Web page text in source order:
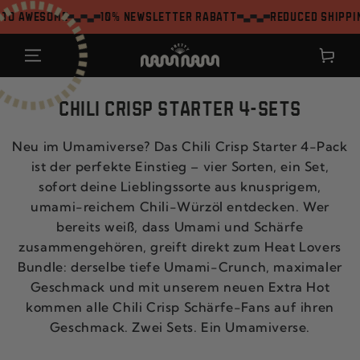
ZUM INHALT
SPRINGEN10% Newsletter Rabatt Reduced shipping
Warenkorb
CHILI CRISP STARTER 4-SETS
Neu im Umamiverse? Das Chili Crisp Starter 4-Pack
ist der perfekte Einstieg – vier Sorten, ein Set,
sofort deine Lieblingssorte aus knusprigem,
umami-reichem Chili-Würzöl entdecken. Wer
bereits weiß, dass Umami und Schärfe
zusammengehören, greift direkt zum Heat Lovers
Bundle: derselbe tiefe Umami-Crunch, maximaler
Geschmack und mit unserem neuen Extra Hot
kommen alle Chili Crisp Schärfe-Fans auf ihren
Geschmack. Zwei Sets. Ein Umamiverse.